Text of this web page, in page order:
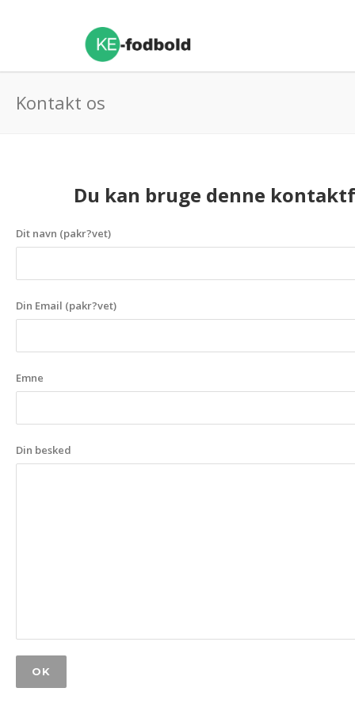
Kontakt os
Du kan bruge denne
Dit navn (pakr?vet)
Din Email (pakr?vet)
Emne
Din besked